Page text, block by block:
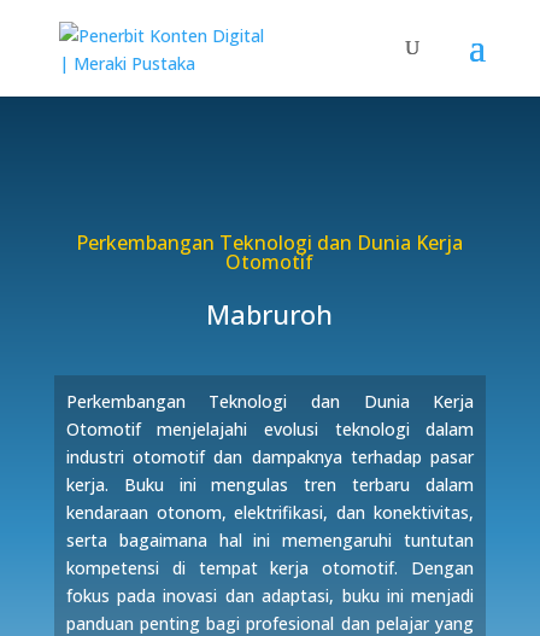
Perkembangan Teknologi dan Dunia Kerja
Otomotif
Mabruroh
Perkembangan Teknologi dan Dunia Kerja
Otomotif menjelajahi evolusi teknologi dalam
industri otomotif dan dampaknya terhadap pasar
kerja. Buku ini mengulas tren terbaru dalam
kendaraan otonom, elektrifikasi, dan konektivitas,
serta bagaimana hal ini memengaruhi tuntutan
kompetensi di tempat kerja otomotif. Dengan
fokus pada inovasi dan adaptasi, buku ini menjadi
panduan penting bagi profesional dan pelajar yang